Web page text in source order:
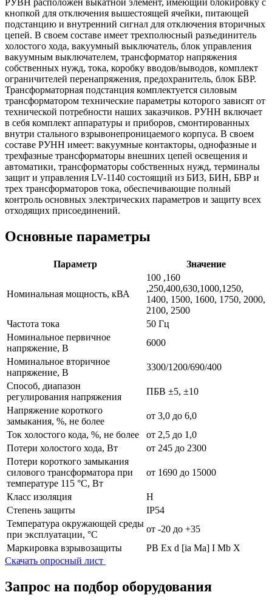
РУВН расположен выкатной элемент, имеющий блокировку с
кнопкой для отключения вышестоящей ячейки, питающей
подстанцию и внутренний сигнал для отключения вторичных
цепей. В своем составе имеет трехполюсный разъединитель
холостого хода, вакуумный выключатель, блок управления
вакуумным выключателем, трансформатор напряжения
собственных нужд, тока, коробку вводов/выводов, комплект
ограничителей перенапряжения, предохранитель, блок БВР.
Трансформаторная подстанция комплектуется силовым
трансформатором технические параметры которого зависят от
технической потребности наших заказчиков. РУНН включает
в себя комплект аппаратуры и приборов, смонтированных
внутри стального взрывонепроницаемого корпуса. В своем
составе РУНН имеет: вакуумные контакторы, однофазные и
трехфазные трансформаторы внешних цепей освещения и
автоматики, трансформаторы собственных нужд, терминалы
защит и управления LV-1140 состоящий из БИЗ, БИН, БВР и
трех трансформаторов тока, обеспечивающие полный
контроль основных электрических параметров и защиту всех
отходящих присоединений.
Основные параметры
Параметр Значение
Номинальная мощность, кВА
100 ,160
,250,400,630,1000,1250,
1400, 1500, 1600, 1750, 2000,
2100, 2500
Частота тока
50 Гц
Номинальное первичное
напряжение, В
6000
Номинальное вторичное
напряжение, В
3300/1200/690/400
Способ, диапазон
регулирования напряжения
ПБВ ±5, ±10
Напряжение короткого
замыкания, %, не более
от 3,0 до 6,0
Ток холостого кода, %, не более
от 2,5 до 1,0
Потери холостого хода, Вт
от 245 до 2300
Потери короткого замыкания
силового трансформатора при
температуре 115 °C, Вт
от 1690 до 15000
Класс изоляция
H
Степень защиты
IP54
Температура окружающей среды
при эксплуатации, °C
от -20 до +35
Маркировка взрывозащиты
РВ Ех d [ia Ma] I Mb X
Скачать опросный лист
Запрос на подбор оборудования